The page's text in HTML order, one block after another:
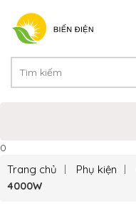
0
Trang chủ Phụ kiện
4000W